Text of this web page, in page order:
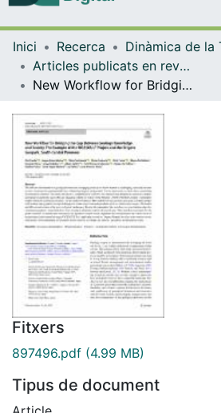
Navega
Com
Inici Recerca
Articles publicats en revistes (Dinàmica de la Terra i l'Oceà)
New Workflow for Bridging the Gap Between Geology Knowledge and Society: The Example of the VIGEOCULT Project and the Orígens Geopark. South‑Central Pyrenees
Fitxers
897496.pdf (4.99 MB)
Tipus de document